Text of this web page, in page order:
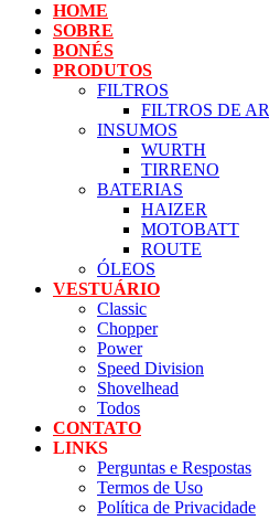
HOME
SOBRE
BONÉS
PRODUTOS
FILTROS
FILTROS DE AR
INSUMOS
WURTH
TIRRENO
BATERIAS
HAIZER
MOTOBATT
ROUTE
ÓLEOS
VESTUÁRIO
Classic
Chopper
Power
Speed Division
Shovelhead
Todos
CONTATO
LINKS
Perguntas e Respostas
Termos de Uso
Política de Privacidade